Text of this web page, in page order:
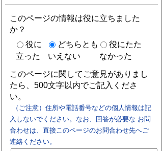
このページの情報は役に立ちました
か？
役に
立った
どちらとも
いえない
役にたた
なかった
このページに関してご意見がありまし
たら、500文字以内でご記入くださ
い。
（ご注意）住所や電話番号などの個人情報は記
入しないでください。なお、回答が必要な お問
合わせは、直接このページのお問合わせ先へご
連絡ください。